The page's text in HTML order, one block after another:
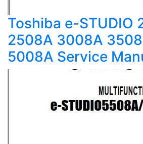
Toshiba e-STUDIO
2508A 3008A
5008A Service